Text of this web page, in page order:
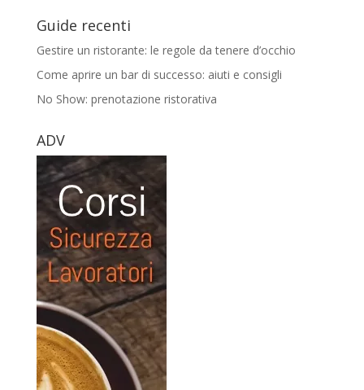
Guide recenti
Gestire un ristorante: le regole da tenere d’occhio
Come aprire un bar di successo: aiuti e consigli
No Show: prenotazione ristorativa
ADV